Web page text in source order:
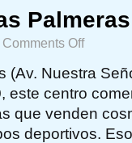
Palmeras
Comments Offon
Palmeras
(Av. Nuestra
este centro
que venden
deportivos.